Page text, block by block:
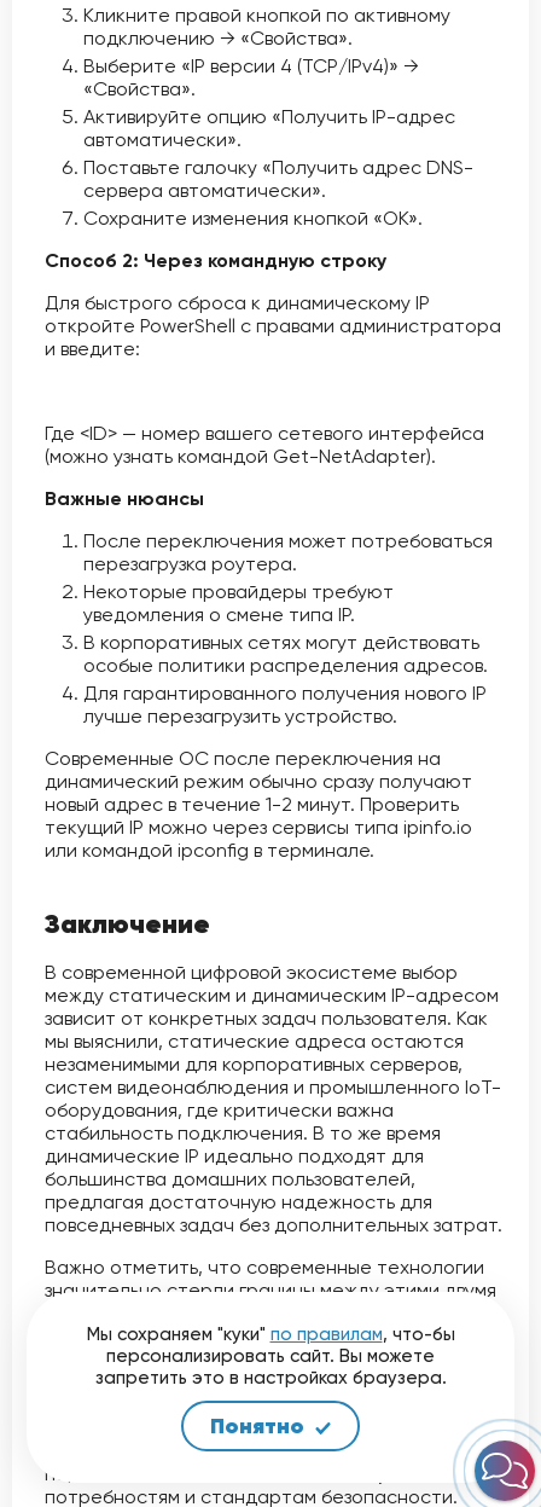
Кликните правой кнопкой по активному
подключению → «Свойства».
Выберите «IP версии 4 (TCP/IPv4)» →
«Свойства».
Активируйте опцию «Получить IP-адрес
автоматически».
Поставьте галочку «Получить адрес DNS-
сервера автоматически».
Сохраните изменения кнопкой «OK».
Способ 2: Через командную строку
Для быстрого сброса к динамическому IP
откройте PowerShell с правами администратора
и введите:
Где <ID> — номер вашего сетевого интерфейса
(можно узнать командой Get-NetAdapter).
Важные нюансы
После переключения может потребоваться
перезагрузка роутера.
Некоторые провайдеры требуют
уведомления о смене типа IP.
В корпоративных сетях могут действовать
особые политики распределения адресов.
Для гарантированного получения нового IP
лучше перезагрузить устройство.
Современные ОС после переключения на
динамический режим обычно сразу получают
новый адрес в течение 1-2 минут. Проверить
текущий IP можно через сервисы типа ipinfo.io
или командой ipconfig в терминале.
Заключение
В современной цифровой экосистеме выбор
между статическим и динамическим IP-адресом
зависит от конкретных задач пользователя. Как
мы выяснили, статические адреса остаются
незаменимыми для корпоративных серверов,
систем видеонаблюдения и промышленного IoT-
оборудования, где критически важна
стабильность подключения. В то же время
динамические IP идеально подходят для
большинства домашних пользователей,
предлагая достаточную надежность для
повседневных задач без дополнительных затрат.
Важно отметить, что современные технологии
значительно стерли границы между этими двумя
алгоритмы распределения адресов позволяют
сочетать преимущества обоих типов
подключения. Независимо от вашего выбора,
главное — регулярно проверять настройки сети
и при необходимости консультироваться с
интернет-провайдером, чтобы ваше
подключение соответствовало актуальным
потребностям и стандартам безопасности.
Мы сохраняем "куки" по правилам, что-бы
персонализировать сайт. Вы можете
запретить это в настройках браузера.
Понятно